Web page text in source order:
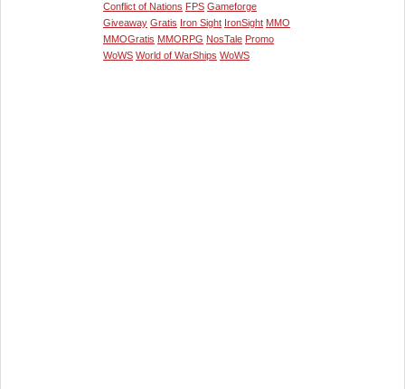
Conflict of Nations FPS Gameforge
Giveaway Gratis Iron Sight IronSight MMO
MMOGratis MMORPG NosTale Promo
WoWS World of WarShips WoWS